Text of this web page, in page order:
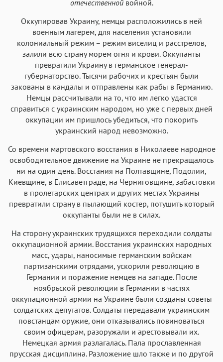
отечественной войной.
Оккупировав Украину, немцы расположились в ней
военным лагерем, для населения установили
колониальный режим – режим виселиц и расстрелов,
залили всю страну морем огня и крови. Оккупанты
превратили Украину в германское генерал-
губернаторство. Тысячи рабочих и крестьян были
закованы в кандалы и отправлены как рабы в Германию.
Немцы рассчитывали на то, что им легко удастся
справиться с украинским народом, но уже с первых дней
оккупации им пришлось убедиться, что покорить
украинский народ невозможно.
Со времени мартовского восстания в Николаеве народное
освободительное движение на Украине не прекращалось
ни на один день. Восстания на Полтавщине, Подолии,
Киевщине, в Елисаветграде, на Черниговщине, забастовки
в пролетарских центрах и других местах Украины
превратили страну в пылающий костер, потушить который
оккупанты были не в силах.
На сторону украинских трудящихся переходили солдаты
оккупационной армии. Восстания украинских народных
масс, удары, наносимые германским войскам
партизанскими отрядами, ускорили революцию в
Германии и поражение немцев на западе. После
ноябрьской революции в Германии в частях
оккупационной армии на Украине были созданы советы
солдатских депутатов. Солдаты передавали украинским
повстанцам оружие, они отказывались повиноваться
своим офицерам, разоружали и арестовывали их.
Немецкая армия разлагалась. Пала прославленная
прусская дисциплина. Разложение шло также и по другой